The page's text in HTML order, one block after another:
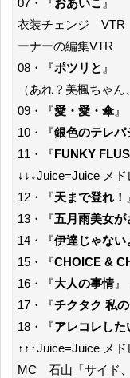
07・『おあいこ 』
衣装チェンジ VTR
ーナーの編集VTR
08・『ポツリと 』
（あれ？美楓ちゃ
09・『愛・愛・傘』
10・『銀色のテレパ
11・『FUNKY
↓↓↓Juice=Juice メド
12・『天まで登れ！
13・『五月雨美女が
14・『伊達じゃない
15・『CHOICE &
16・『大人の事情』
17・『チクタク 私
18・『アレコレした
↑↑↑Juice=Juice メド
MC 石山「サイド、